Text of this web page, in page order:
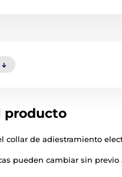
producto
collar de adiestramiento
pueden cambiar sin